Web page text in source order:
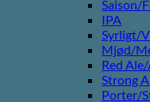
Saison/
IPA
Syrligt/
Mjød/
Red
Strong
Porter/